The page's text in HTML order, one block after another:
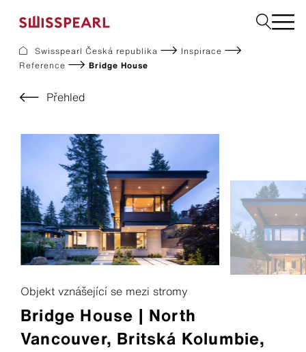
Společnost
Služby
Inspirace
Ke stažení
Swisspearl a udržitelnost
Kariéra
Fasády
Konstrukční desky
Swisspearl Česká republika
Inspirace
Reference
Bridge House
Přehled
Objekt vznášející se mezi stromy
Bridge House | North
Vancouver, Britská Kolumbie,